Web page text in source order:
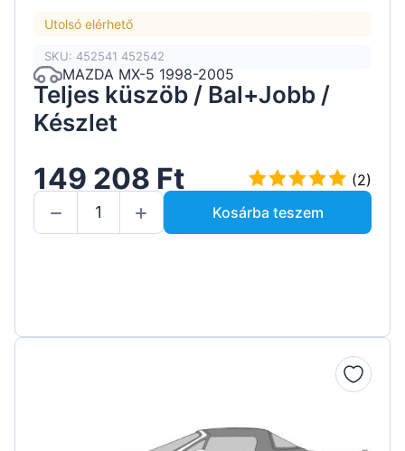
Utolsó elérhető
SKU: 452541 452542
MAZDA MX-5 1998-2005
Teljes küszöb / Bal+Jobb /
Készlet
149 208 Ft
(2)
Kosárba teszem